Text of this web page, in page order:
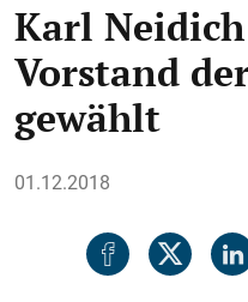
Karl
Vorstand
gewählt
01.12.2018